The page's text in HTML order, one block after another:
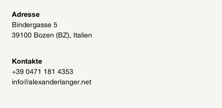
Adresse
Bindergasse 5
39100 Bozen (BZ), Italien
Kontakte
+39 0471 181 4353
info@alexanderlanger.net